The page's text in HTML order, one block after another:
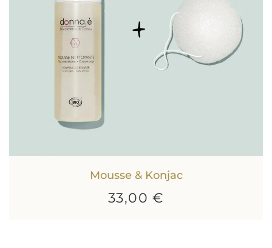
Mousse & Konjac
33,00 €